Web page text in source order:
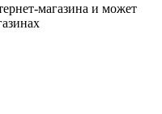
магазина и может